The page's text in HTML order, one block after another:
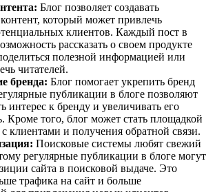
Блог позволяет создавать
который может привлечь
клиентов. Каждый пост в
рассказать о своем продукте
полезной информацией или
читателей.
бренда: Блог помогает укрепить бренд
публикации в блоге позволяют
интерес к бренду и увеличивать его
Кроме того, блог может стать площадкой
клиентами и получения обратной связи.
Поисковые системы любят свежий
регулярные публикации в блоге могут
сайта в поисковой выдаче. Это
трафика на сайт и больше